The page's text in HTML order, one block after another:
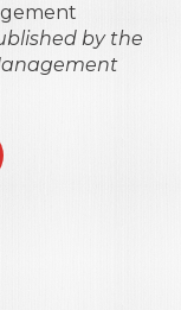
by the